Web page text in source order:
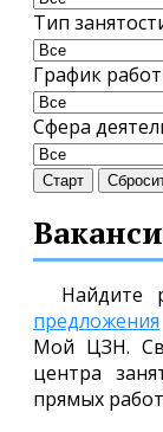
Тип
График
Сфера
Старт
Найдите
предложения
Мой ЦЗН.
центра
прямых